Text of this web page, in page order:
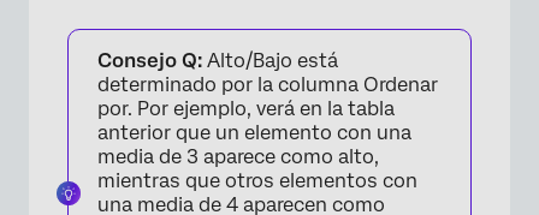
Consejo Q: Alto/Bajo está
determinado por la columna Ordenar
por. Por ejemplo, verá en la tabla
anterior que un elemento con una
media de 3 aparece como alto,
mientras que otros elementos con
una media de 4 aparecen como